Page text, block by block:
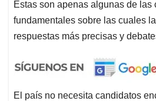
Estas son apenas algunas de las
fundamentales sobre las cuales
respuestas más precisas y
El país no necesita candidatos